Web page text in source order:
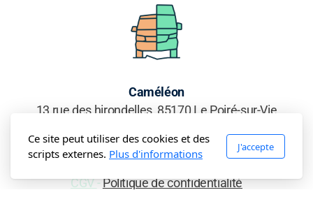
Caméléon
13 rue des hirondelles, 85170 Le Poiré-sur-Vie
CGV-Politique de confidentialité
Ce site peut utiliser des cookies et des
scripts externes. Plus d'informations
J'accepte